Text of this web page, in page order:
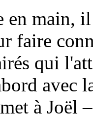
en main,
faire
qui
avec
à Joël